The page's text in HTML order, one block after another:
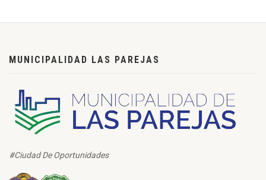
MUNICIPALIDAD LAS PAREJAS
#Ciudad De Oportunidades